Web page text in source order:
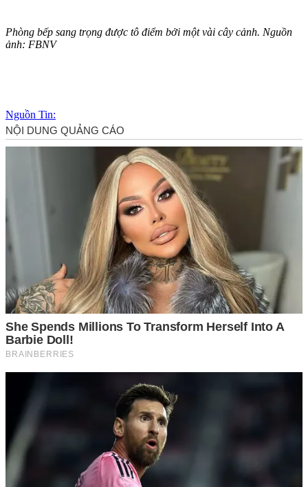
Phòng bếp sang trọng được tô điểm bởi một vài cây cảnh. Nguồn
ảnh: FBNV
Nguồn Tin: